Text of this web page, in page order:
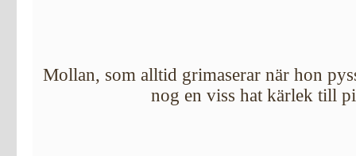
Mollan, som alltid grimaserar när hon
nog en viss hat kärlek till